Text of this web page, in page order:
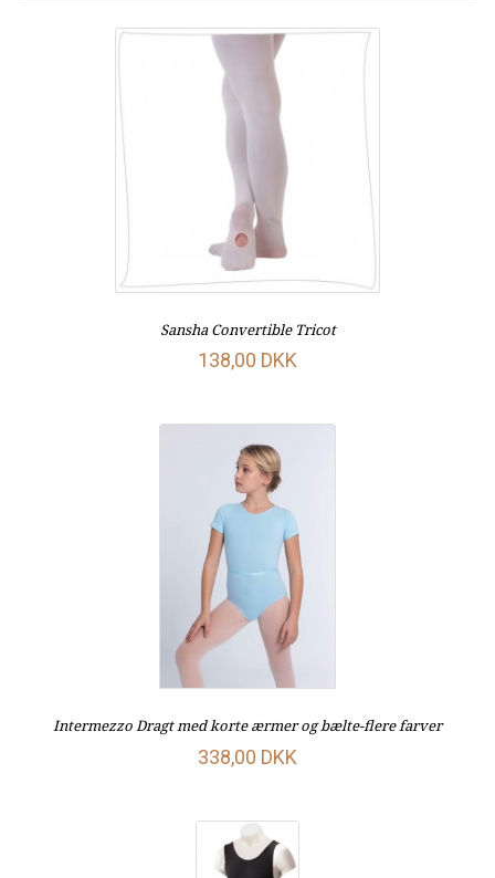
Sansha Convertible Tricot
138,00 DKK
Intermezzo Dragt med korte ærmer og bælte-flere farver
338,00 DKK